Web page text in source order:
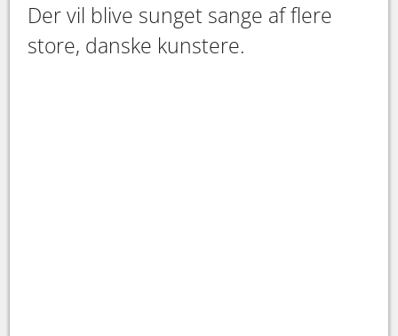
Der vil blive sunget sange af flere
store, danske kunstere.